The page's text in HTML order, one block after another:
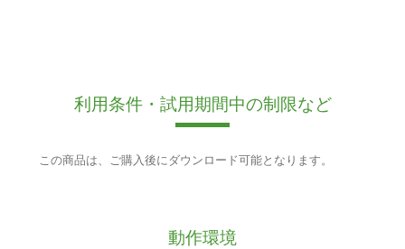
利用条件・試用期間中の制限など
この商品は、ご購入後にダウンロード可能となります。
動作環境